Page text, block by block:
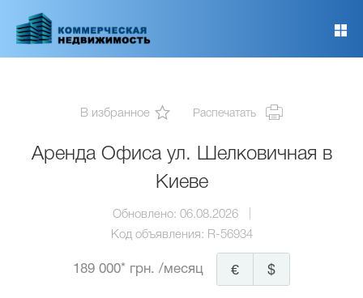
основному
В избранное Распечатать
Аренда Офиса ул. Шелковичная в
Киеве
Обновлено: 06.08.2026
Код объявления: R-56934
189 000* грн. /месяц $
€